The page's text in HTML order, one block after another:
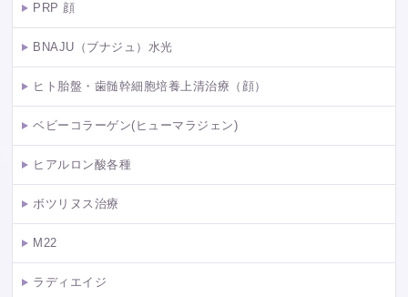
PRP 顔
BNAJU（ブナジュ）水光
ヒト胎盤・歯髄幹細胞培養上清治療（顔）
ベビーコラーゲン(ヒューマラジェン)
ヒアルロン酸各種
ボツリヌス治療
M22
ラディエイジ